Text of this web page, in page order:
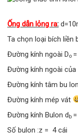
Ống dẫn lỏng ra:
Ta chọn loại bích liền
Đường kính ngoài Do
Đường kính ngoài của
Đường kính tâm bu
Đường kính mép vát
Đường kính Bulon d b
Số bulon :z = 4 cái